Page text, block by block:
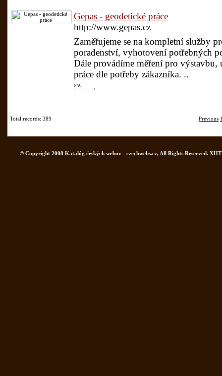
Gepas - geodetické práce
http://www.gepas.cz
Zaměřujeme se na kompletní služby
poradenství, vyhotovení potřebných
Dále provádíme měření pro výstavbu,
práce dle potřeby zákazníka. ..
N/A
Previous
Total records: 389
© Copyright 2008 Katalóg českých webov - czechwebs.cz, All Rights Reserved.